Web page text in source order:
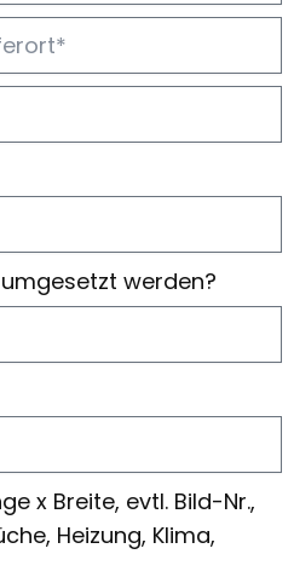
werden?
x Breite, evtl. Bild-Nr.,
Heizung, Klima,